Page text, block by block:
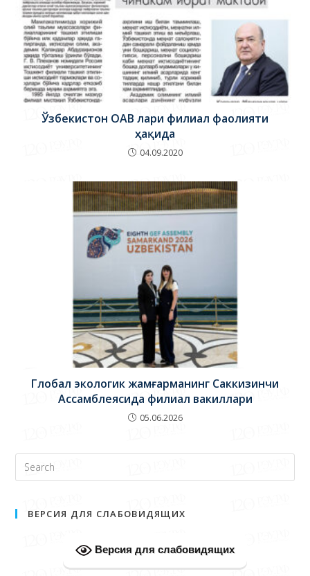
Ўзбекистон ОАВ лари филиал фаолияти
ҳақида
Глобал экологик жамғарманинг Саккизинчи
Ассамблеясида филиал вакиллари